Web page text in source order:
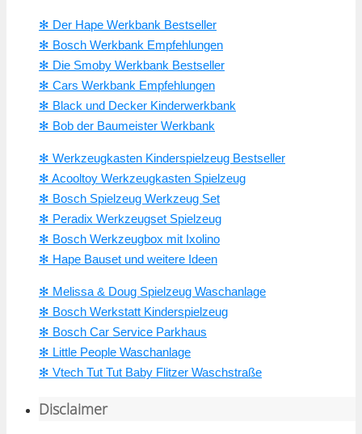
✻ Der Hape Werkbank Bestseller
✻ Bosch Werkbank Empfehlungen
✻ Die Smoby Werkbank Bestseller
✻ Cars Werkbank Empfehlungen
✻ Black und Decker Kinderwerkbank
✻ Bob der Baumeister Werkbank
✻ Werkzeugkasten Kinderspielzeug Bestseller
✻ Acooltoy Werkzeugkasten Spielzeug
✻ Bosch Spielzeug Werkzeug Set
✻ Peradix Werkzeugset Spielzeug
✻ Bosch Werkzeugbox mit Ixolino
✻ Hape Bauset und weitere Ideen
✻ Melissa & Doug Spielzeug Waschanlage
✻ Bosch Werkstatt Kinderspielzeug
✻ Bosch Car Service Parkhaus
✻ Little People Waschanlage
✻ Vtech Tut Tut Baby Flitzer Waschstraße
Disclaimer